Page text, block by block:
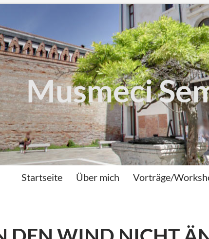
Musmeci
Zum Inhalt springen
Startseite Über mich Vorträge/